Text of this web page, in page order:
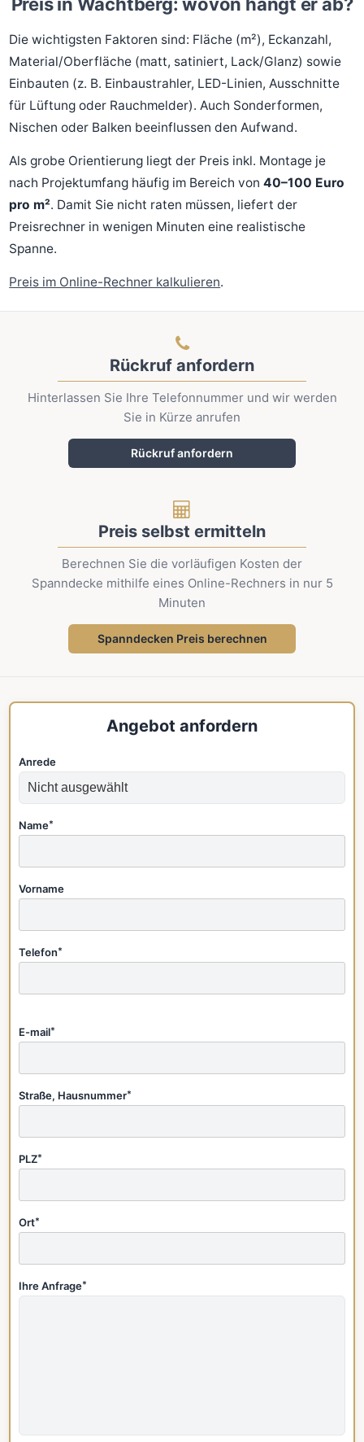
Die wichtigsten Faktoren sind: Fläche (m²), Eckanzahl,
Material/Oberfläche (matt, satiniert, Lack/Glanz) sowie
Einbauten (z. B. Einbaustrahler, LED-Linien, Ausschnitte
für Lüftung oder Rauchmelder). Auch Sonderformen,
Nischen oder Balken beeinflussen den Aufwand.
Als grobe Orientierung liegt der Preis inkl. Montage je
nach Projektumfang häufig im Bereich von40–100 Euro
pro m². Damit Sie nicht raten müssen, liefert der
Preisrechner in wenigen Minuten eine realistische
Spanne.
Preis im Online-Rechner kalkulieren.
Rückruf anfordern
Hinterlassen Sie Ihre Telefonnummer und wir werden
Sie in Kürze anrufen
Rückruf anfordern
Preis selbst ermitteln
Berechnen Sie die vorläufigen Kosten der
Spanndecke mithilfe eines Online-Rechners in nur 5
Minuten
Spanndecken Preis berechnen
Angebot anfordern
Anrede
Name*
Vorname
Telefon*
E-mail*
Straße, Hausnummer*
PLZ*
Ort*
Ihre Anfrage*